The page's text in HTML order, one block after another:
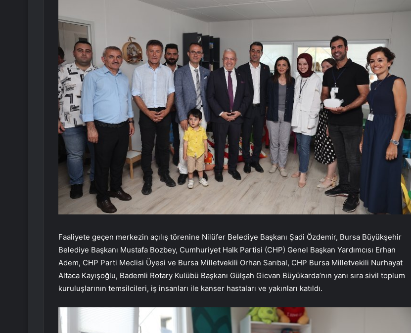
Faaliyete geçen merkezin açılış törenine Nilüfer Belediye Başkanı Şadi Özdemir, Bursa Büyükşehir
Belediye Başkanı Mustafa Bozbey, Cumhuriyet Halk Partisi (CHP) Genel Başkan Yardımcısı Erhan
Adem, CHP Parti Meclisi Üyesi ve Bursa Milletvekili Orhan Sarıbal, CHP Bursa Milletvekili Nurhayat
Altaca Kayışoğlu, Bademli Rotary Kulübü Başkanı Gülşah Gicvan Büyükarda’nın yanı sıra sivil toplum
kuruluşlarının temsilcileri, iş insanları ile kanser hastaları ve yakınları katıldı.